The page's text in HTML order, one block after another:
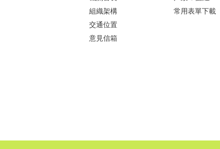
組織架構
交通位置
意見信箱
常用表單下載